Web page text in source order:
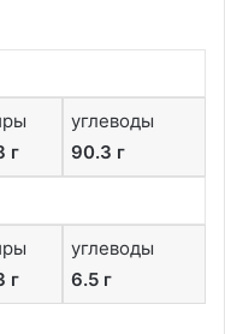
г
углеводы
90.3 г
г
углеводы
6.5 г